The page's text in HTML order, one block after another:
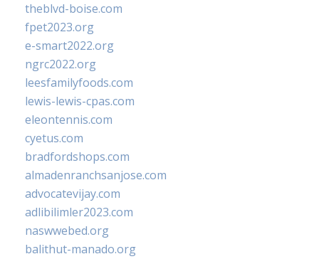
theblvd-boise.com
fpet2023.org
e-smart2022.org
ngrc2022.org
leesfamilyfoods.com
lewis-lewis-cpas.com
eleontennis.com
cyetus.com
bradfordshops.com
almadenranchsanjose.com
advocatevijay.com
adlibilimler2023.com
naswwebed.org
balithut-manado.org